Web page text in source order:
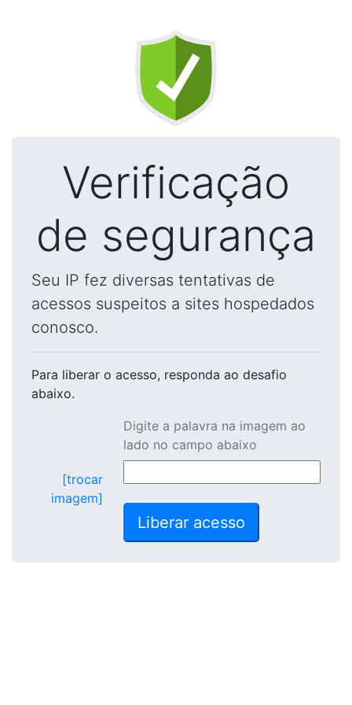
Verificação
de segurança
Seu IP fez diversas tentativas de
acessos suspeitos a sites hospedados
conosco.
Para liberar o acesso, responda ao desafio
abaixo.
[trocar
imagem]
Digite a palavra na imagem ao
lado no campo abaixo